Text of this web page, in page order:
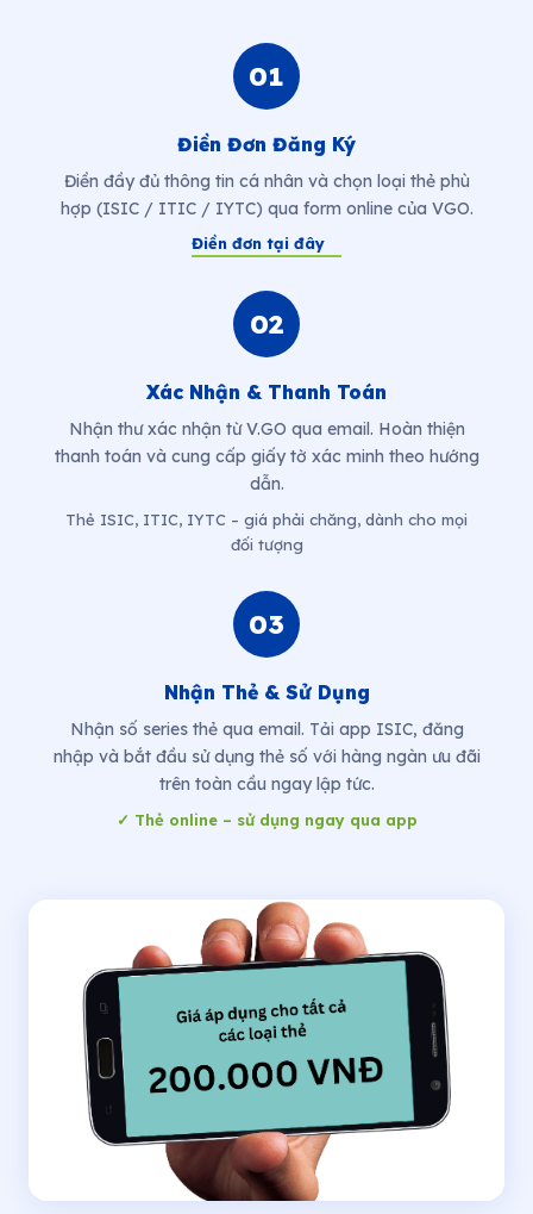
01
Điền Đơn Đăng Ký
Điền đầy đủ thông tin cá nhân và chọn loại thẻ phù
hợp (ISIC / ITIC / IYTC) qua form online của VGO.
Điền đơn tại đây
02
Xác Nhận & Thanh Toán
Nhận thư xác nhận từ V.GO qua email. Hoàn thiện
thanh toán và cung cấp giấy tờ xác minh theo hướng
dẫn.
Thẻ ISIC, ITIC, IYTC – giá phải chăng, dành cho mọi
đối tượng
03
Nhận Thẻ & Sử Dụng
Nhận số series thẻ qua email. Tải app ISIC, đăng
nhập và bắt đầu sử dụng thẻ số với hàng ngàn ưu đãi
trên toàn cầu ngay lập tức.
✓ Thẻ online – sử dụng ngay qua app